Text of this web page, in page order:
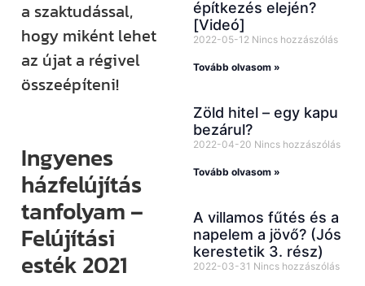
a szaktudással,
hogy miként lehet
az újat a régivel
összeépíteni!
Ingyenes
házfelújítás
tanfolyam –
Felújítási
esték 2021
építkezés elején?
[Videó]
2022-05-12 Nincs hozzászólás
Tovább olvasom »
Zöld hitel – egy kapu
bezárul?
2022-04-20 Nincs hozzászólás
Tovább olvasom »
A villamos fűtés és a
napelem a jövő? (Jós
kerestetik 3. rész)
2022-03-31 Nincs hozzászólás